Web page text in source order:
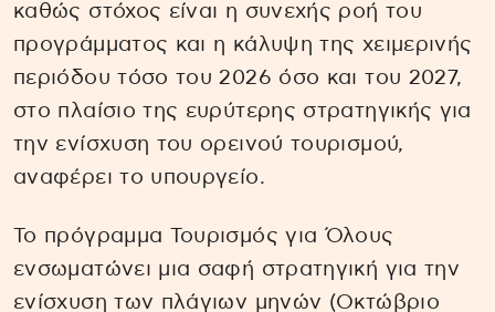
καθώς στόχος είναι η συνεχής ροή του
προγράμματος και η κάλυψη της χειμερινής
περιόδου τόσο του 2026 όσο και του 2027,
στο πλαίσιο της ευρύτερης στρατηγικής για
την ενίσχυση του ορεινού τουρισμού,
αναφέρει το υπουργείο.
Το πρόγραμμα Τουρισμός για Όλους
ενσωματώνει μια σαφή στρατηγική για την
ενίσχυση των πλάγιων μηνών (Οκτώβριο